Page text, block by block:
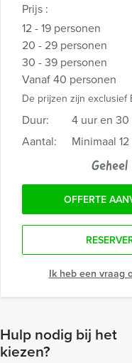
Prijs :
12 - 19 personen
20 - 29 personen
30 - 39 personen
Vanaf 40 personen
De prijzen zijn exclusief
Duur:
4 uur en
Aantal:
Minimaal
OFFERTE
Ik heb een vraag
Hulp nodig bij het
kiezen?